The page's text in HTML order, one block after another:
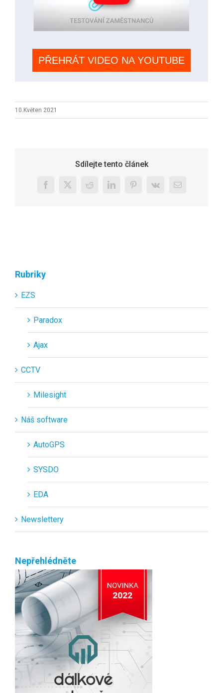
PŘEHRÁT VIDEO NA YOUTUBE
10.Květen 2021
Sdílejte tento článek
Facebook
X RedditLinkedInPinterest
Vk
E-
Rubriky
EZS
Paradox
Ajax
CCTV
Milesight
Náš software
AutoGPS
SYSDO
EDA
Newslettery
Nepřehlédněte